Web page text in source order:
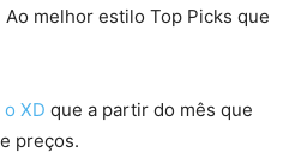
melhor estilo Top Picks que
XD que a partir do mês que
preços.